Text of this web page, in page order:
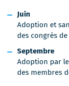
Juin
Adoption et
des congrès de
Septembre
Adoption par
des membres